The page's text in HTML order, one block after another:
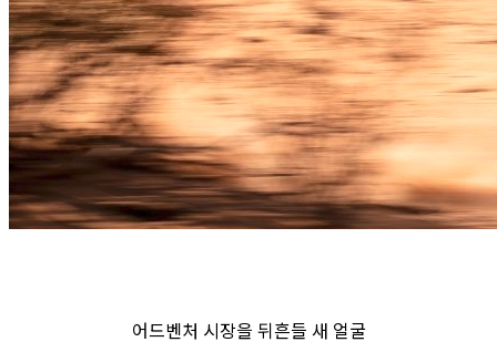
어드벤처 시장을 뒤흔들 새 얼굴